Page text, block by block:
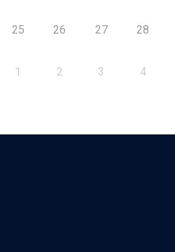
25 26 27 28
1 2 3 4